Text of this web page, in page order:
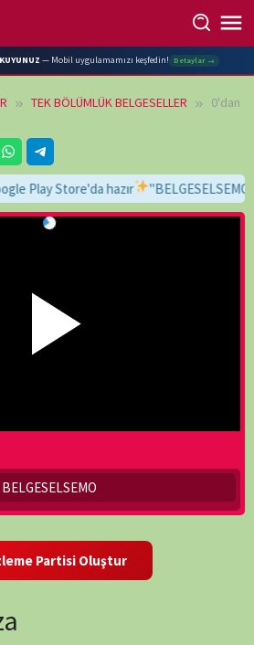
— Mobil uygulamamızı keşfedin! Detaylar →
TEK BÖLÜMLÜK BELGESELLER
0'dan
Play Store'da hazır "BELGESELSEMO"
BELGESELSEMO
Partisi Oluştur